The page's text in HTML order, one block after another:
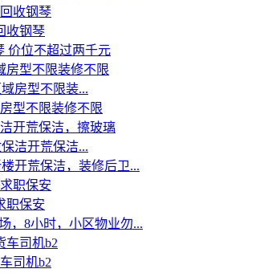
收钢琴
价位不超过两千元
房型不限装...
型不限装修不限
洁开荒保洁...
开荒保洁，装修后卫...
职保安
，8小时，小区物业勿...
司机b2